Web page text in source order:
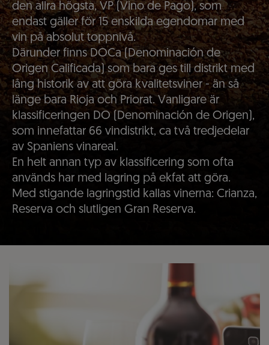
den allra högsta, VP (Vino de Pago), som
endast gäller för 15 enskilda egendomar med
vin på absolut toppnivå.
Därunder finns DOCa (Denominación de
Origen Calificada) som bara ges till distrikt med
lång historik av att göra kvalitetsviner - än så
länge bara Rioja och Priorat. Vanligare är
klassificeringen DO (Denominación de Origen),
som innefattar 66 vindistrikt, ca två tredjedelar
av Spaniens vinareal.
En helt annan typ av klassificering som ofta
används har med lagring på ekfat att göra.
Med stigande lagringstid kallas vinerna: Crianza,
Reserva och slutligen Gran Reserva.